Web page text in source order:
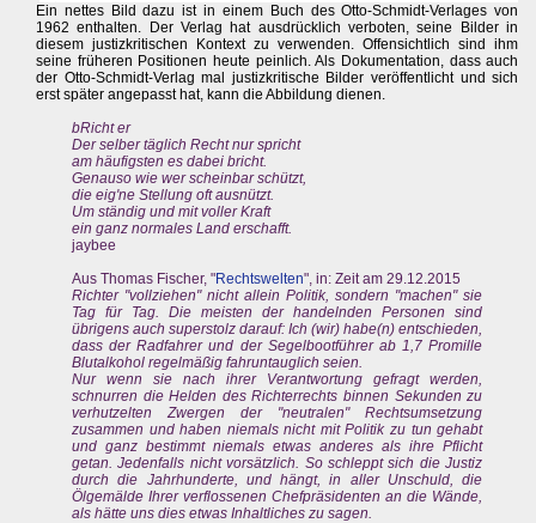
Ein nettes Bild dazu ist in einem Buch des Otto-Schmidt-Verlages von
1962 enthalten. Der Verlag hat ausdrücklich verboten, seine Bilder in
diesem justizkritischen Kontext zu verwenden. Offensichtlich sind ihm
seine früheren Positionen heute peinlich. Als Dokumentation, dass auch
der Otto-Schmidt-Verlag mal justizkritische Bilder veröffentlicht und sich
erst später angepasst hat, kann die Abbildung dienen.
bRicht er
Der selber täglich Recht nur spricht
am häufigsten es dabei bricht.
Genauso wie wer scheinbar schützt,
die eig'ne Stellung oft ausnützt.
Um ständig und mit voller Kraft
ein ganz normales Land erschafft.
jaybee
Aus Thomas Fischer, "Rechtswelten", in: Zeit am 29.12.2015
Richter "vollziehen" nicht allein Politik, sondern "machen" sie
Tag für Tag. Die meisten der handelnden Personen sind
übrigens auch superstolz darauf: Ich (wir) habe(n) entschieden,
dass der Radfahrer und der Segelbootführer ab 1,7 Promille
Blutalkohol regelmäßig fahruntauglich seien.
Nur wenn sie nach ihrer Verantwortung gefragt werden,
schnurren die Helden des Richterrechts binnen Sekunden zu
verhutzelten Zwergen der "neutralen" Rechtsumsetzung
zusammen und haben niemals nicht mit Politik zu tun gehabt
und ganz bestimmt niemals etwas anderes als ihre Pflicht
getan. Jedenfalls nicht vorsätzlich. So schleppt sich die Justiz
durch die Jahrhunderte, und hängt, in aller Unschuld, die
Ölgemälde Ihrer verflossenen Chefpräsidenten an die Wände,
als hätte uns dies etwas Inhaltliches zu sagen.